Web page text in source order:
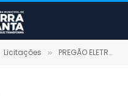
Licitações » PREGÃO ELETRÔNICO Nº 010/2021 (CONTRATAÇÃO DE AERONAVES DE PEQUENO PORTE PARA REALIZAR TRANSPORTE DE PASSAGEIROS NOS TRECHOS TERRA SANTA/ SANTARÉM/TERRA SANTA)